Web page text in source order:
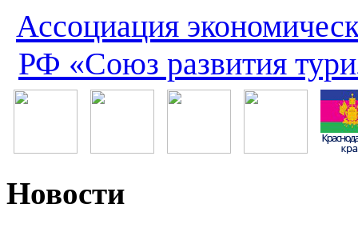
Ассоциация
РФ «Союз развития
Новости